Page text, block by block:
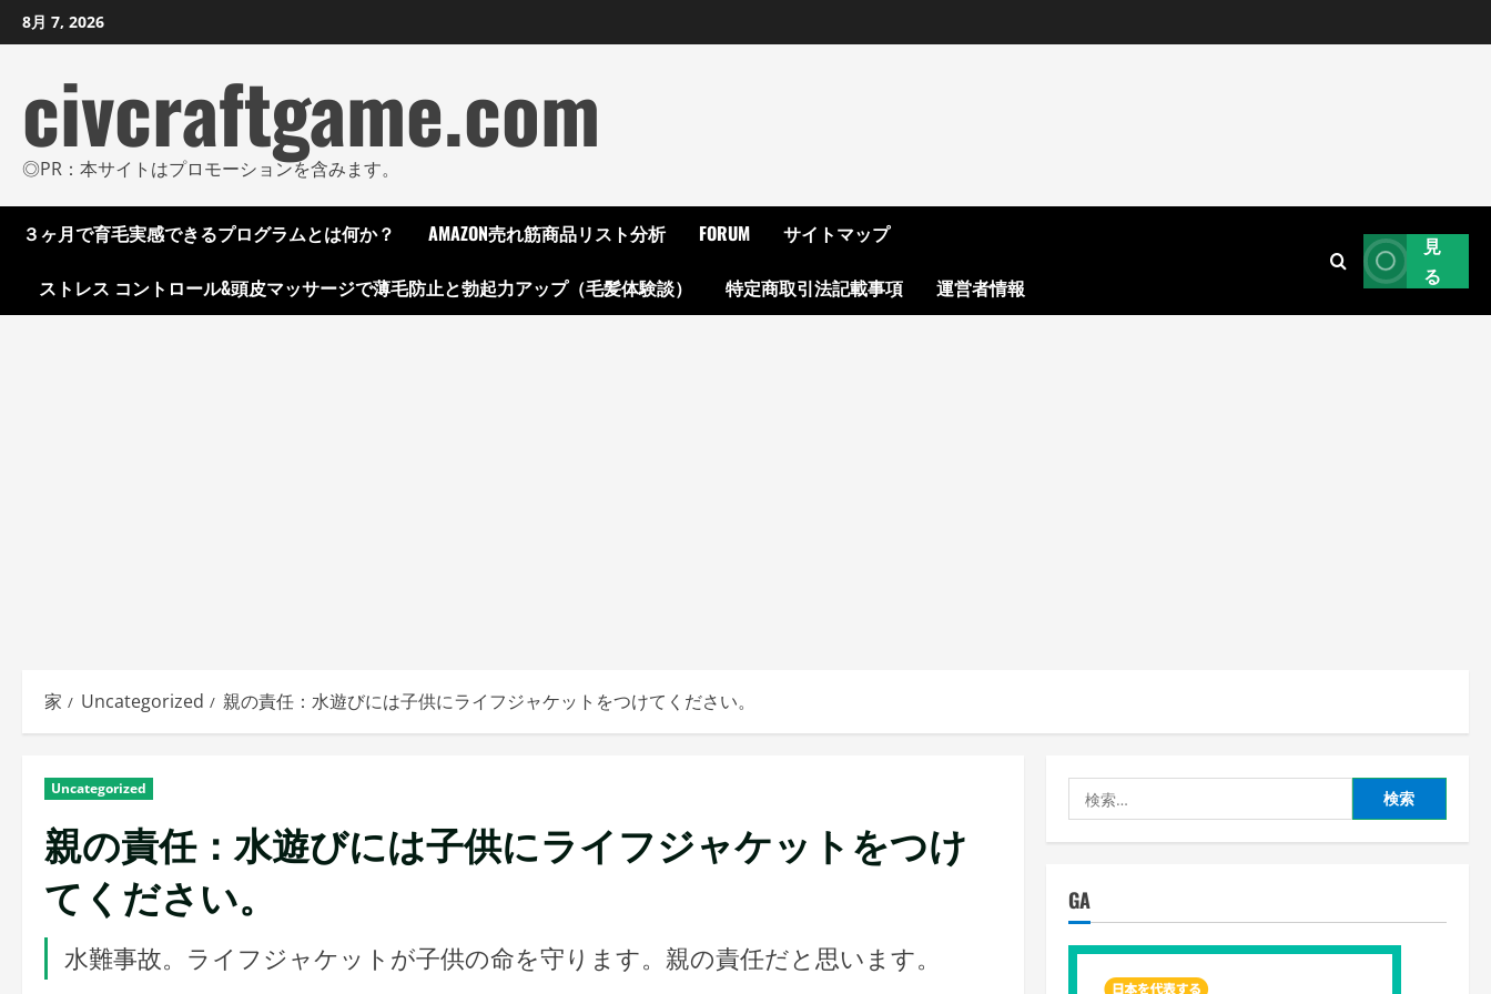
ン
し
8月 7, 2026
civcraftgame.com
◎PR：本サイトはプロモーションを含みます。
３ヶ月で育毛実感できるプログラムとは何か？ AMAZON売れ筋商品リスト分析 FORUM サイトマップ
ストレス コントロール&頭皮マッサージで薄毛防止と勃起力アップ（毛髪体験談） 特定商取引法記載事項 運営者情報
見
る
家 Uncategorized 親の責任：水遊びには子供にライフジャケットをつけてください。
Uncategorized
親の責任：水遊びには子供にライフジャケットをつけ
てください。
水難事故。ライフジャケットが子供の命を守ります。親の責任だと思います。
索:
GA